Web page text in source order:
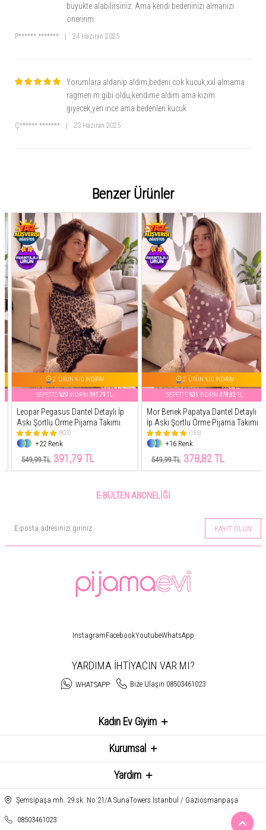
büyükte alabilirsiniz. Ama kendi bedeninizi almanızı
öneririm.
P****** ******* 24 Haziran 2025
Yorumlara aldanip aldim,bedeni cok kucuk,xxl almama
ragmen m gibi oldu,kendime aldim ama kizim
giyecek,yeri ince ama bedenleri kucuk
Ç****** ******* 23 Haziran 2025
Benzer Ürünler
2. ÜRÜN %10 İNDİRİM
SEPETTE%29İNDİRİM391,79TL
Leopar Pegasus Dantel Detaylı İp
Askı Şortlu Örme Pijama Takımı
(803)
+22 Renk
549,99 TL 391,79 TL
2. ÜRÜN %10 İNDİRİM
SEPETTE%31İNDİRİM378,82TL
Mor Benek Papatya Dantel Detaylı
İp Askı Şortlu Örme Pijama Takımı
(185)
+16 Renk
549,99 TL 378,82 TL
E-BÜLTEN ABONELIĞI
KAYIT OLUN
InstagramFacebookYoutubeWhatsApp
YARDIMA İHTİYACIN VAR MI?
WHATSAPP Bize Ulaşın 08503461023
Kadın Ev Giyim
Kurumsal
Yardım
Şemsipaşa mh. 29.sk. No:21/A SunaTowers İstanbul / Gaziosmanpaşa
08503461023